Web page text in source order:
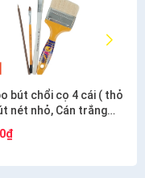
bút chổi cọ 4 cái ( thỏ
nét nhỏ, Cán trắng
vàng ngắn S6)